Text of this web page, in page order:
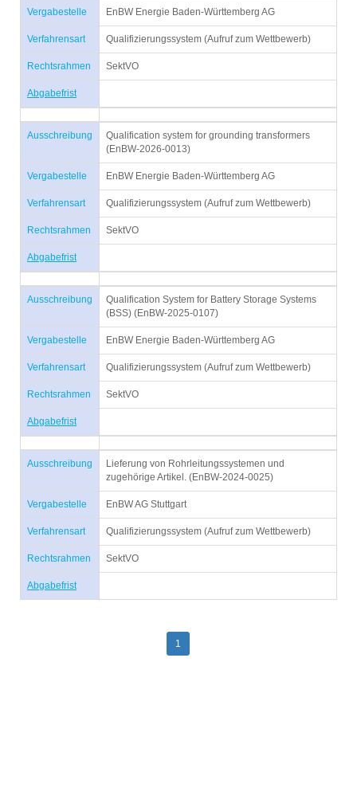
Vergabestelle EnBW Energie Baden-Württemberg AG
Verfahrensart Qualifizierungssystem (Aufruf zum Wettbewerb)
Rechtsrahmen SektVO
Abgabefrist
Ausschreibung
Qualification system for grounding transformers
(EnBW-2026-0013)
Vergabestelle EnBW Energie Baden-Württemberg AG
Verfahrensart Qualifizierungssystem (Aufruf zum Wettbewerb)
Rechtsrahmen SektVO
Abgabefrist
Ausschreibung
Qualification System for Battery Storage Systems
(BSS) (EnBW-2025-0107)
Vergabestelle EnBW Energie Baden-Württemberg AG
Verfahrensart Qualifizierungssystem (Aufruf zum Wettbewerb)
Rechtsrahmen SektVO
Abgabefrist
Ausschreibung
Lieferung von Rohrleitungssystemen und
zugehörige Artikel. (EnBW-2024-0025)
Vergabestelle EnBW AG Stuttgart
Verfahrensart Qualifizierungssystem (Aufruf zum Wettbewerb)
Rechtsrahmen SektVO
Abgabefrist
1